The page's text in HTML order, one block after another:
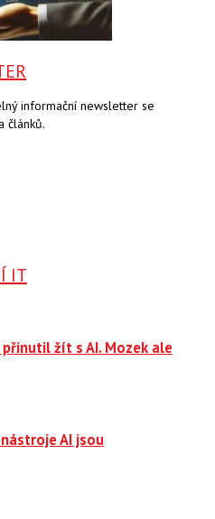
informační newsletter se
článků.
IT
přinutil žít s AI. Mozek ale
AI jsou